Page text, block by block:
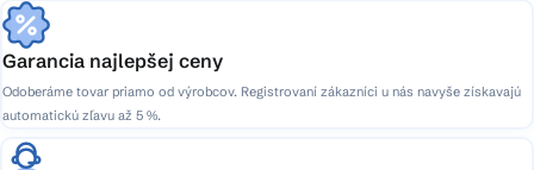
Garancia najlepšej ceny
Odoberáme tovar priamo od výrobcov. Registrovaní zákazníci u nás navyše získavajú
automatickú zľavu až 5 %.